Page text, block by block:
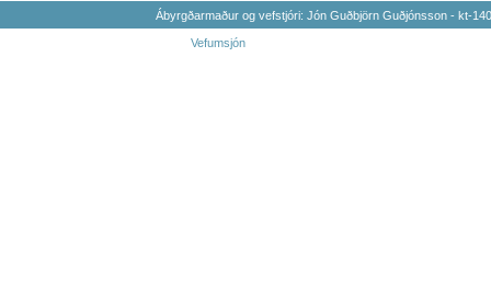
Ábyrgðarmaður og vefstjóri: Jón Guðbjörn Guðjónsson - kt-
Vefumsjón